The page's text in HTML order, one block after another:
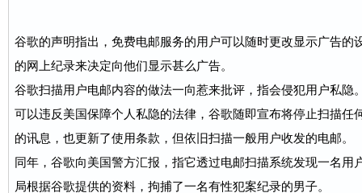
谷歌的声明指出，免费电邮服务的用户可以随时更改显示广告的
的网上纪录来决定向他们显示甚么广告。
谷歌扫描用户电邮内容的做法一向惹来批评，指会侵犯用户私隐
可以违反美国保障个人私隐的法律，谷歌随即宣布将停止扫描任
的讯息，也更新了使用条款，但依旧扫描一般用户收发的电邮。
同年，谷歌向美国警方汇报，指它透过电邮扫描系统发现一名用
局根据谷歌提供的资料，拘捕了一名有性犯案纪录的男子。